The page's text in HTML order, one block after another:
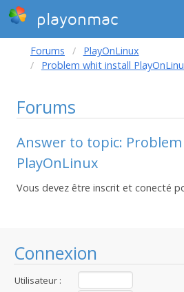
playonmac
Connexion
Utilisateur :
Forums
PlayOnLinux
Problem whit install
Forums
Answer to topic:
PlayOnLinux
Vous devez être inscrit et conecté